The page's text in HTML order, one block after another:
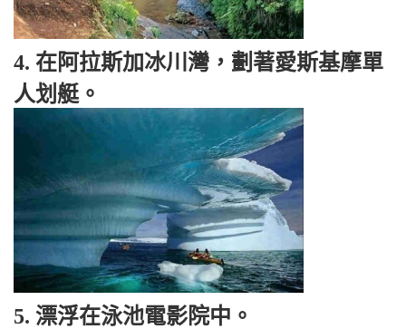
4. 在阿拉斯加冰川灣，劃著愛斯基摩單
人划艇。
5. 漂浮在泳池電影院中。